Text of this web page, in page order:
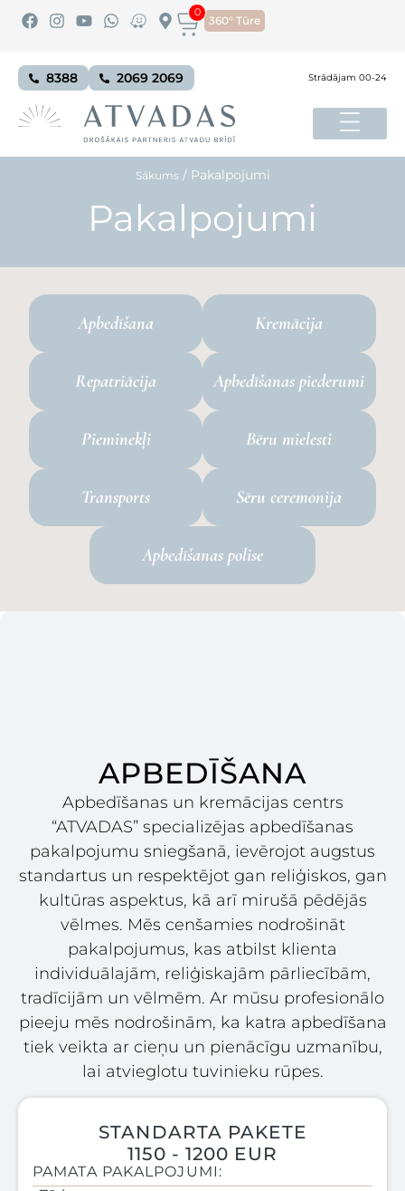
360° Tūre
0
8388 2069 2069 Strādājam 00-24
Sākums/ Pakalpojumi
Pakalpojumi
Apbedīšana Kremācija
Repatriācija Apbedīšanas piederumi
Pieminekļi Bēru mielesti
Transports Sēru ceremonija
Apbedīšanas polise
APBEDĪŠANA
Apbedīšanas un kremācijas centrs
“ATVADAS” specializējas apbedīšanas
pakalpojumu sniegšanā, ievērojot augstus
standartus un respektējot gan reliģiskos, gan
kultūras aspektus, kā arī mirušā pēdējās
vēlmes. Mēs cenšamies nodrošināt
pakalpojumus, kas atbilst klienta
individuālajām, reliģiskajām pārliecībām,
tradīcijām un vēlmēm. Ar mūsu profesionālo
pieeju mēs nodrošinām, ka katra apbedīšana
tiek veikta ar cieņu un pienācīgu uzmanību,
lai atvieglotu tuvinieku rūpes.
STANDARTA PAKETE
1150 - 1200 EUR
PAMATA PAKALPOJUMI: